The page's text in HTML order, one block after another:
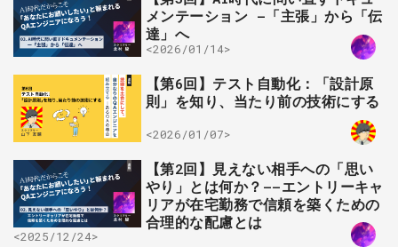
メンテーション —「主張」から「伝
達」へ
<2026/01/14>
【第6回】テスト自動化：「設計原
則」を知り、当たり前の技術にする
<2026/01/07>
【第2回】見えない相手への「思い
やり」とは何か？——エントリーキャ
リアが在宅勤務で信頼を築くための
合理的な配慮とは
<2025/12/24>